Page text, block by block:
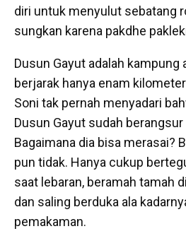
diri untuk menyulut sebatang
sungkan karena pakdhe
Dusun Gayut adalah kampung
berjarak hanya enam
Soni tak pernah menyadari
Dusun Gayut sudah
Bagaimana dia bisa merasai?
pun tidak. Hanya cukup
saat lebaran, beramah tamah
dan saling berduka ala
pemakaman.